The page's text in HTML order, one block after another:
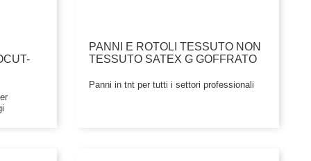
PANNI E ROTOLI TESSUTO NON
TESSUTO SATEX G GOFFRATO
Panni in tnt per tutti i settori professionali